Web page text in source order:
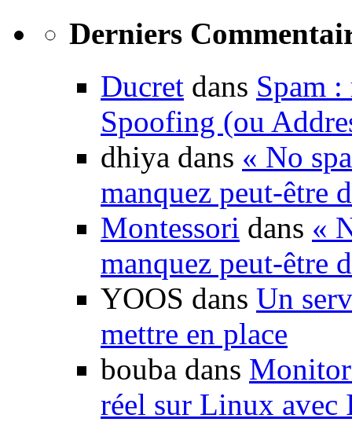
Derniers
Ducret dans Spam :
Spoofing (ou
dhiya dans « No
manquez peut-être
Montessori dans «
manquez peut-être
YOOS dans Un
mettre en place
bouba dans
réel sur Linux avec